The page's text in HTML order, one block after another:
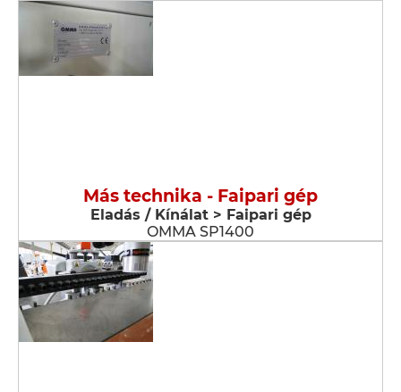
Más technika - Faipari gép
Eladás / Kínálat > Faipari gép
OMMA SP1400